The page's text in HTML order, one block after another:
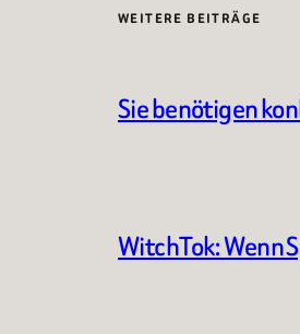
WEITERE BEITRÄGE
Sie benötigen
WitchTok: Wenn